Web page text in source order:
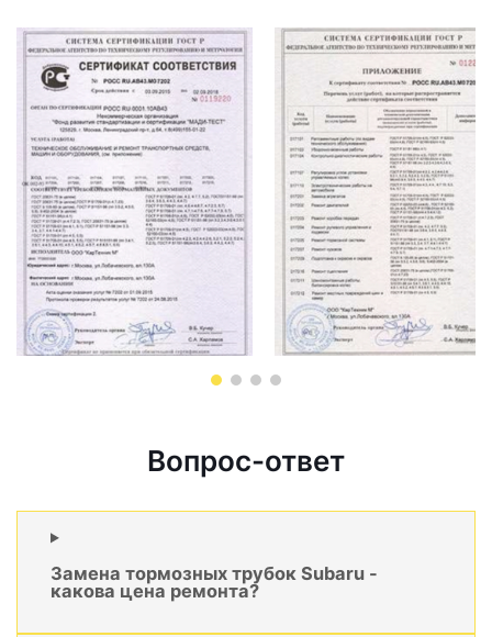
Вопрос-ответ
Замена тормозных трубок Subaru -
какова цена ремонта?